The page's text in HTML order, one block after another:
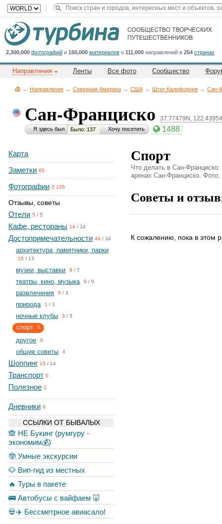
2,300,000 фотографий и 150,000 материалов о 111,000 направлений в 254 странах
Направления Ленты Все фото Сообщество
→ Направления → Северная Америка → CША → Штат Калифорния → Сан-
Сан-Франциско 37.77479N,
Я здесь был Было: 137 Хочу посетить 1488
Карта
Заметки 65
Фотографии 2 126
Отзывы, советы
Отели 5 / 5
Кафе, рестораны 14 / 14
Достопримечательности 44 / 34
архитектура, памятники, парки
15 / 13
музеи, выставки 9 / 7
театры, кино, музыка 9 / 9
развлечения 5 / 3
природа 1 / 1
ночные клубы 3 / 3
спорт 0
другое 0
общие советы 4
Шоппинг 15 / 14
Транспорт 0
Полезное 1
Дневники 6
ССЫЛКИ ОТ БЫВАЛЫХ
🙈 НЕ Букинг (румгуру -
экономим💰)
🤓 Умные экскурсии
🐶 Вип-гид из местных
🔥 Туры в пакете
🚌 Автобусы с вайфаем 🐷
💀✈️ Бессметрное авиасало!
Спорт
Что делать в Сан-
аренах Сан-Франциско. Фото,
Советы и
К сожалению, пока в этом
Cейчас
на
сайте:
Title
Button